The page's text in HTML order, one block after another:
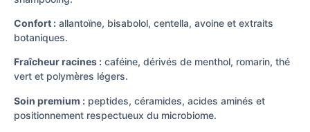
Confort : allantoïne, bisabolol, centella, avoine et extraits
botaniques.
Fraîcheur racines : caféine, dérivés de menthol, romarin, thé
vert et polymères légers.
Soin premium : peptides, céramides, acides aminés et
positionnement respectueux du microbiome.